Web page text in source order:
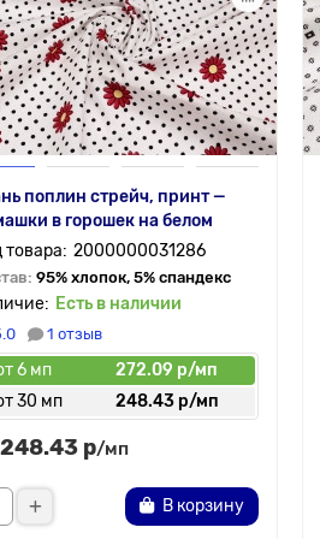
поплин стрейч, принт —
в горошек на белом
2000000031286
95% хлопок, 5% спандекс
Есть в наличии
1 отзыв
6 мп
272.09 р/мп
30 мп
248.43 р/мп
248.43 р/мп
В корзину